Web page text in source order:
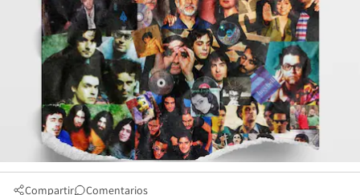
Compartir Comentarios